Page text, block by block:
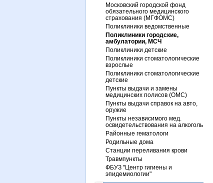
Московский городской фонд
обязательного медицинского
страхования (МГФОМС)
Поликлиники ведомственные
Поликлиники городские,
амбулатории, МСЧ
Поликлиники детские
Поликлиники стоматологические
взрослые
Поликлиники стоматологические
детские
Пункты выдачи и замены
медицинских полисов (ОМС)
Пункты выдачи справок на авто,
оружие
Пункты независимого мед.
освидетельствования на алкоголь
Районные гематологи
Родильные дома
Станции переливания крови
Травмпункты
ФБУЗ "Центр гигиены и
эпидемиологии"